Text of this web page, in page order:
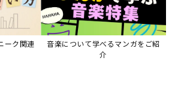
ーク関連
音楽について学べるマンガをご紹
介